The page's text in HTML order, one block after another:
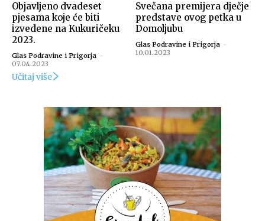
Objavljeno dvadeset
pjesama koje će biti
izvedene na Kukuričeku
2023.
Glas Podravine i Prigorja -
07.04.2023
Svečana premijera dječje
predstave ovog petka u
Domoljubu
Glas Podravine i Prigorja -
10.01.2023
Učitaj više